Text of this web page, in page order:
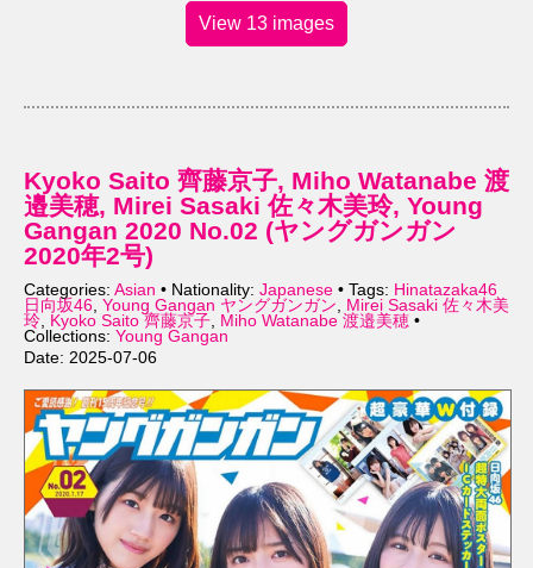
View 13 images
Kyoko Saito 齊藤京子, Miho Watanabe 渡
邉美穂, Mirei Sasaki 佐々木美玲, Young
Gangan 2020 No.02 (ヤングガンガン
2020年2号)
Categories: Asian • Nationality: Japanese • Tags: Hinatazaka46
日向坂46, Young Gangan ヤングガンガン, Mirei Sasaki 佐々木美
玲, Kyoko Saito 齊藤京子, Miho Watanabe 渡邉美穂 •
Collections: Young Gangan
Date: 2025-07-06